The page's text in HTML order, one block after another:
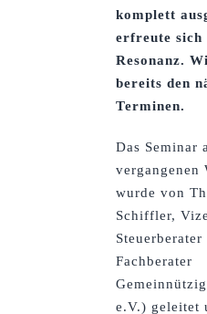
komplett
erfreute sich
Resonanz.
bereits den
Terminen.
Das Seminar
vergangenen
wurde von
Schiffler,
Steuerberater
Fachberater
e.V.) geleitet